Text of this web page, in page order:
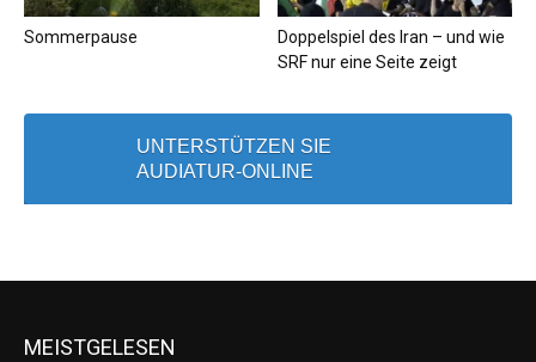
Sommerpause
Doppelspiel des Iran – und wie
SRF nur eine Seite zeigt
UNTERSTÜTZEN SIE
AUDIATUR-ONLINE
MEISTGELESEN